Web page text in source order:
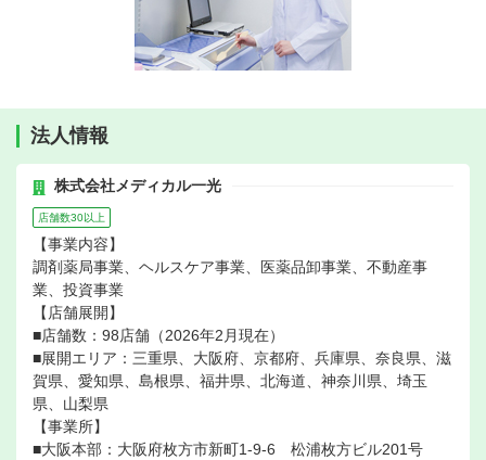
法人情報
株式会社メディカル一光
店舗数30以上
【事業内容】
調剤薬局事業、ヘルスケア事業、医薬品卸事業、不動産事
業、投資事業
【店舗展開】
■店舗数：98店舗（2026年2月現在）
■展開エリア：三重県、大阪府、京都府、兵庫県、奈良県、滋
賀県、愛知県、島根県、福井県、北海道、神奈川県、埼玉
県、山梨県
【事業所】
■大阪本部：大阪府枚方市新町1-9-6 松浦枚方ビル201号